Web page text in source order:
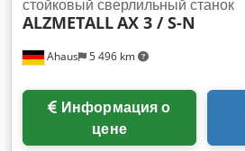
Ahaus 5 496 km
стойковый сверлильный станок
ALZMETALLAX 3 / S-N
цене